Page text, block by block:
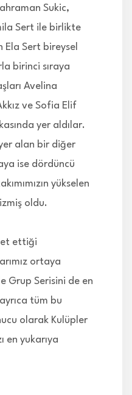
Sukic,
Sert ile birlikte
Ela Sert bireysel
birinci sıraya
Avelina
ve Sofia Elif
yer aldılar.
alan bir diğer
ise dördüncü
yükselen
oldu.
ettiği
ortaya
Grup Serisini de en
tüm bu
olarak Kulüpler
en yukarıya